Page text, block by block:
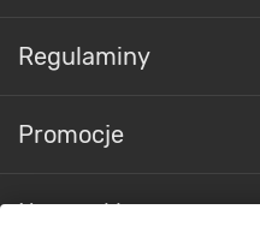
Regulaminy
Promocje
Nasze sklepy